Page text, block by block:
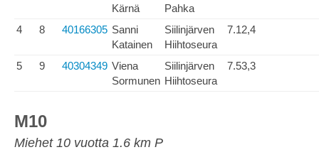
Kärnä
Pahka
4 8 40166305 Sanni
Katainen
Siilinjärven
Hiihtoseura
7.12,4
5 9 40304349 Viena
Sormunen
Siilinjärven
Hiihtoseura
7.53,3
M10
Miehet 10 vuotta 1.6 km P